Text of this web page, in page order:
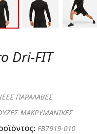
Dri-FIT
ΠΑΡΑΛΑΒΕΣ
ΜΑΚΡΥΜΑΝΙΚΕΣ
FB7919-010